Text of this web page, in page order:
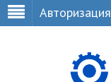
Авторизация